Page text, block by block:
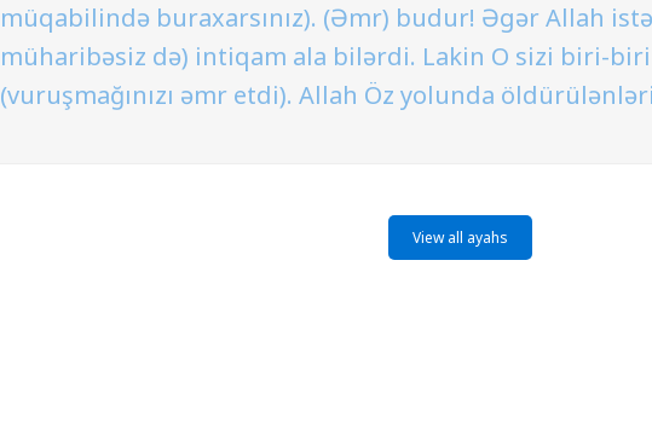
müqabilində buraxarsınız). (Əmr) budur! Əgər Allah
müharibəsiz də) intiqam ala bilərdi. Lakin O sizi biri-
(vuruşmağınızı əmr etdi). Allah Öz yolunda
View all ayahs